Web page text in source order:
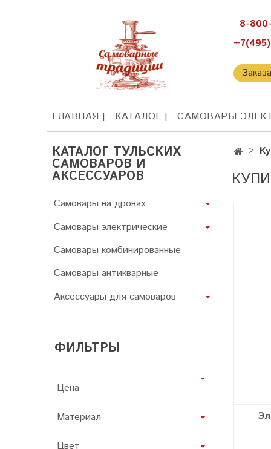
8-
ГЛАВНАЯ КАТАЛОГ САМОВАРЫ
КАТАЛОГ ТУЛЬСКИХ
САМОВАРОВ И
АКСЕССУАРОВ
Самовары на дровах
Самовары электрические
Самовары комбинированные
Самовары антикварные
Аксессуары для самоваров
ФИЛЬТРЫ
Материал
Цвет